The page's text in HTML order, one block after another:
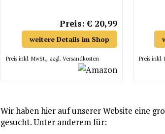
Preis: € 20,99
weitere Details im Shop
Preis inkl. MwSt., zzgl. Versandkosten Preis inkl.
Wir haben hier auf unserer Website eine
gesucht. Unter anderem für: